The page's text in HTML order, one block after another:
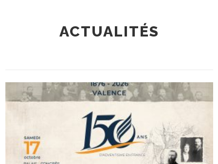
ACTUALITÉS